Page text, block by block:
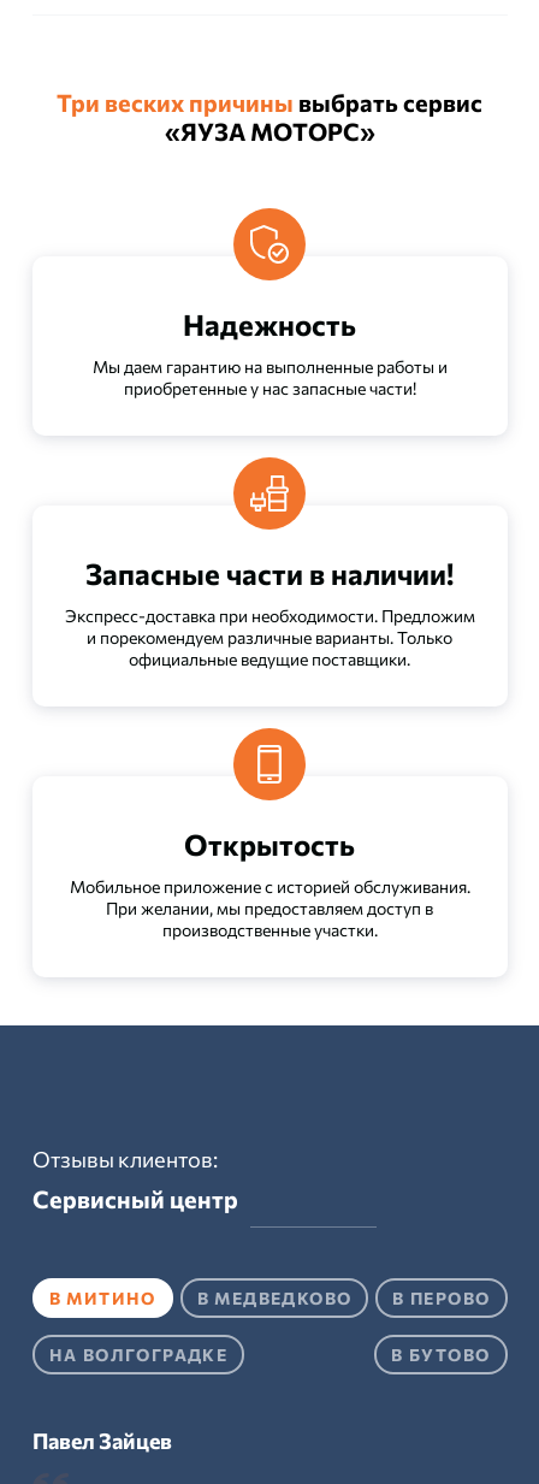
Три веских причины выбрать сервис
«ЯУЗА МОТОРС»
Надежность
Мы даем гарантию на выполненные работы и
приобретенные у нас запасные части!
Запасные части в наличии!
Экспресс-доставка при необходимости. Предложим
и порекомендуем различные варианты. Только
официальные ведущие поставщики.
Открытость
Мобильное приложение с историей обслуживания.
При желании, мы предоставляем доступ в
производственные участки.
Отзывы клиентов:
Сервисный центр
В МИТИНО В МЕДВЕДКОВО В ПЕРОВО
НА ВОЛГОГРАДКЕ В БУТОВО
Павел Зайцев